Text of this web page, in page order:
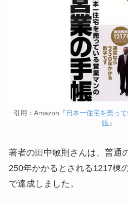
引用：Amazon『日本一住宅を売っ
帳』
著者の田中敏則さんは、普通
250年かかるとされる1217棟
で達成しました。